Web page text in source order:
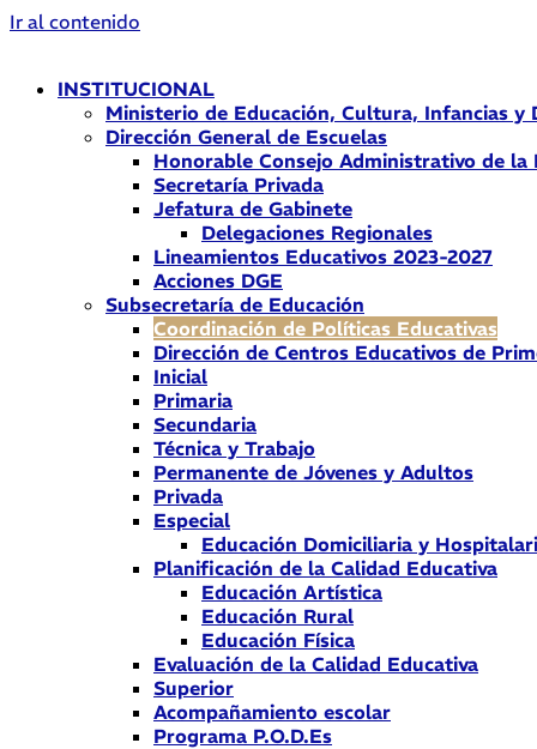
Ir al contenido
INSTITUCIONAL
Ministerio de Educación, Cultura, Infancias y
Dirección General de Escuelas
Honorable Consejo Administrativo de la
Secretaría Privada
Jefatura de Gabinete
Delegaciones Regionales
Lineamientos Educativos 2023-2027
Acciones DGE
Subsecretaría de Educación
Coordinación de Políticas Educativas
Dirección de Centros Educativos de
Inicial
Primaria
Secundaria
Técnica y Trabajo
Permanente de Jóvenes y Adultos
Privada
Especial
Educación Domiciliaria y
Planificación de la Calidad Educativa
Educación Artística
Educación Rural
Educación Física
Evaluación de la Calidad Educativa
Superior
Acompañamiento escolar
Programa P.O.D.Es